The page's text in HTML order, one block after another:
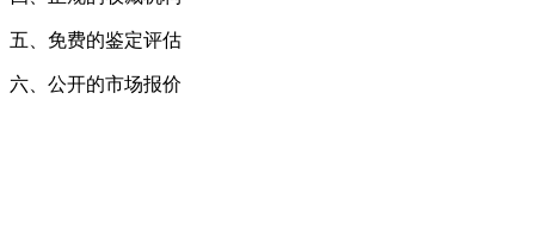
五、免费的鉴定评估
六、公开的市场报价